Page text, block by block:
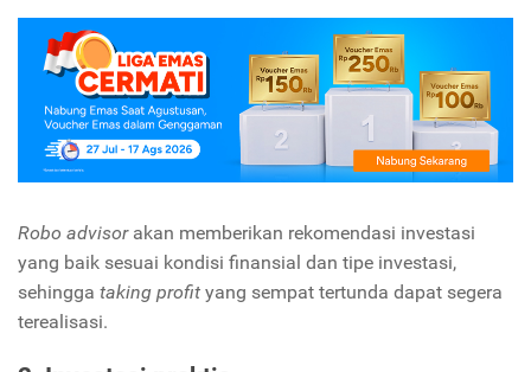
Robo advisorakan memberikan rekomendasi investasi
yang baik sesuai kondisi finansial dan tipe investasi,
sehingga taking profit yang sempat tertunda dapat segera
terealisasi.